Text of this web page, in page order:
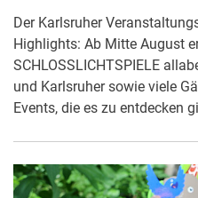
Der Karlsruher
Highlights: Ab Mitte August
SCHLOSSLICHTSPIELE
und Karlsruher sowie viele
Events, die es zu entdecken